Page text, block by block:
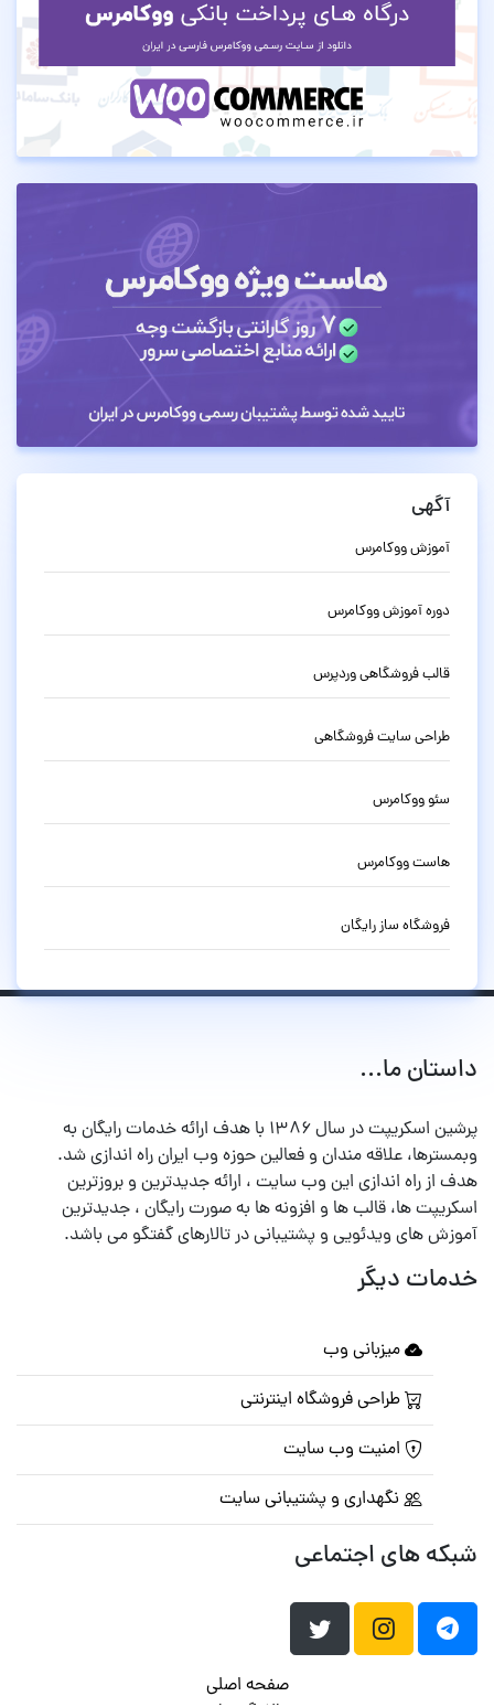
آگهی
آموزش ووکامرس
دوره آموزش ووکامرس
قالب فروشگاهی وردپرس
طراحی سایت فروشگاهی
سئو ووکامرس
هاست ووکامرس
فروشگاه ساز رایگان
داستان ما...
پرشین اسکریپت در سال ۱۳۸۶ با هدف ارائه خدمات رایگان به
وبمسترها، علاقه مندان و فعالین حوزه وب ایران راه اندازی شد.
هدف از راه اندازی این وب سایت ، ارائه جدیدترین و بروزترین
اسکریپت ها، قالب ها و افزونه ها به صورت رایگان ، جدیدترین
آموزش های ویدئویی و پشتیبانی در تالارهای گفتگو می باشد.
خدمات دیگر
میزبانی وب
طراحی فروشگاه اینترنتی
امنیت وب سایت
نگهداری و پشتیبانی سایت
شبکه های اجتماعی
صفحه اصلی